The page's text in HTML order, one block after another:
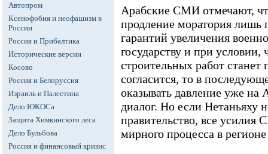
Автопром
Ксенофобия и неофашизм в
России
Россия и Прибалтика
Исторические версии
Косово
Россия и Белоруссия
Израиль и Палестина
Дело ЮКОСа
Защита Химкинского леса
Дело Бульбова
Россия и финансовый кризис
Арабские СМИ отмечают,
продление моратория
гарантий увеличения
государству и при условии,
строительных работ
согласится, то в
оказывать давление уже на
диалог. Но если Нетаньяху
правительство, все
мирного процесса в